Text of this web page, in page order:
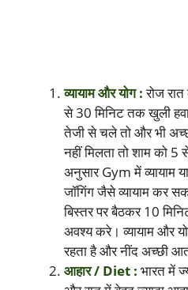
व्यायाम और योग :रोज
से 30 मिनिट तक खुली
तेजी से चले तो और भी
नहीं मिलता तो शाम को
अनुसार Gym में व्यायाम
जॉगिंग जैसे व्यायाम कर
बिस्तर पर बैठकर 10
अवश्य करे। व्यायाम और
रहता है और नींद अच्छी
आहार / Diet : भारत में